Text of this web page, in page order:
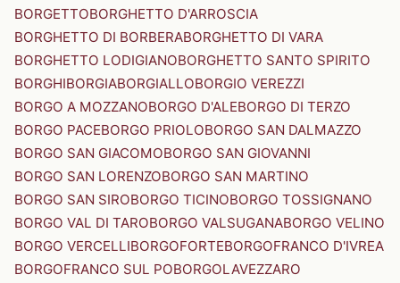
BORGETTOBORGHETTO D'ARROSCIA
BORGHETTO DI BORBERABORGHETTO DI VARA
BORGHETTO LODIGIANOBORGHETTO SANTO SPIRITO
BORGHIBORGIABORGIALLOBORGIO VEREZZI
BORGO A MOZZANOBORGO D'ALEBORGO DI TERZO
BORGO PACEBORGO PRIOLOBORGO SAN DALMAZZO
BORGO SAN GIACOMOBORGO SAN GIOVANNI
BORGO SAN LORENZOBORGO SAN MARTINO
BORGO SAN SIROBORGO TICINOBORGO TOSSIGNANO
BORGO VAL DI TAROBORGO VALSUGANABORGO VELINO
BORGO VERCELLIBORGOFORTEBORGOFRANCO D'IVREA
BORGOFRANCO SUL POBORGOLAVEZZARO